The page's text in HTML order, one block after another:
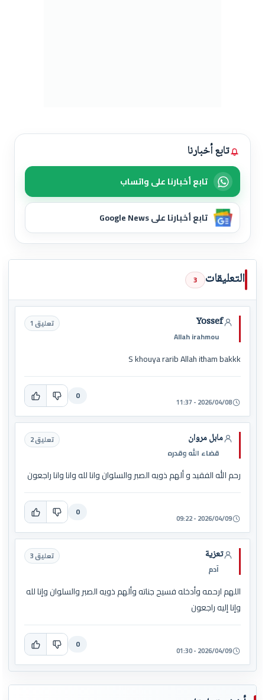
تابع أخبارنا
تابع أخبارنا على واتساب
تابع أخبارنا على Google News
التعليقات 3
Yossef
Allah irahmou
تعليق 1
S khouya rarib Allah itham bakkk
2026/04/08 - 11:37
0
مابل مروان
قضاء الله وقدره
تعليق 2
رحم الله الفقيد و ألهم ذويه الصبر والسلوان وانا لله وانا وانا راجعون
2026/04/09 - 09:22
0
تعزية
آدم
تعليق 3
اللهم ارحمه وأدخله فسيح جناته وألهم ذويه الصبر والسلوان وإنا لله
وإنا إليه راجعون
2026/04/09 - 01:30
0